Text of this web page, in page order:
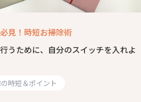
見！時短お掃除術
うために、自分のスイッチを入れよ
時短＆ポイント